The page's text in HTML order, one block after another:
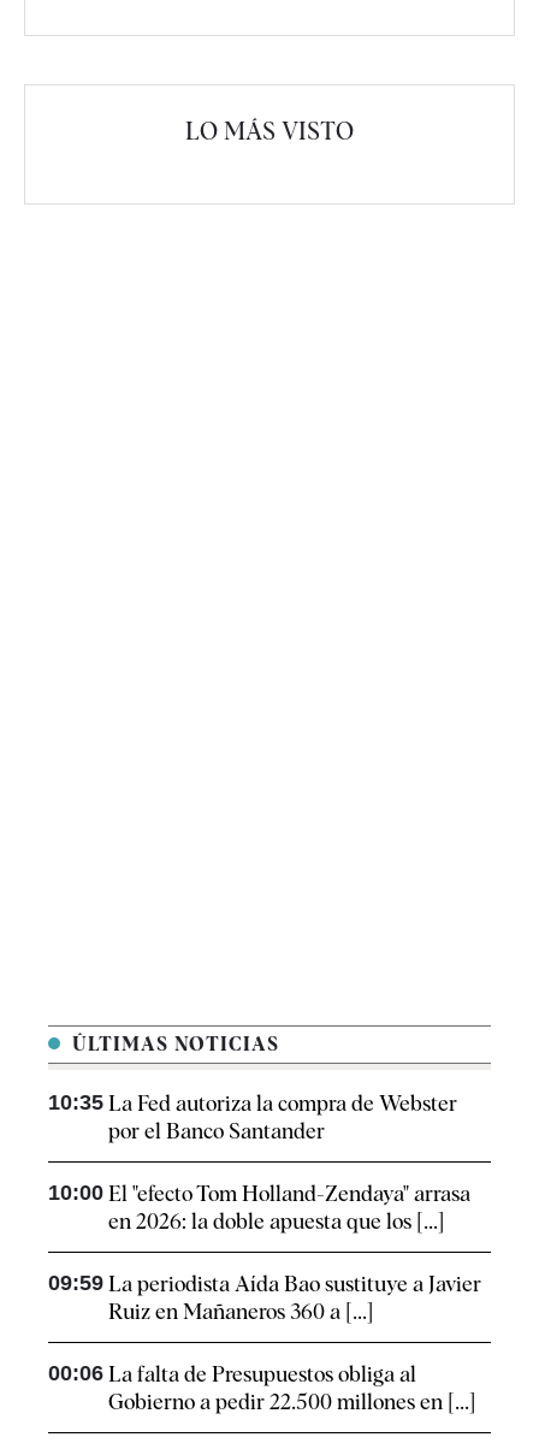
LO MÁS VISTO
ÚLTIMAS NOTICIAS
10:35 La Fed autoriza la compra de Webster
por el Banco Santander
10:00 El "efecto Tom Holland-Zendaya" arrasa
en 2026: la doble apuesta que los [...]
09:59 La periodista Aída Bao sustituye a Javier
Ruiz en Mañaneros 360 a [...]
00:06 La falta de Presupuestos obliga al
Gobierno a pedir 22.500 millones en [...]